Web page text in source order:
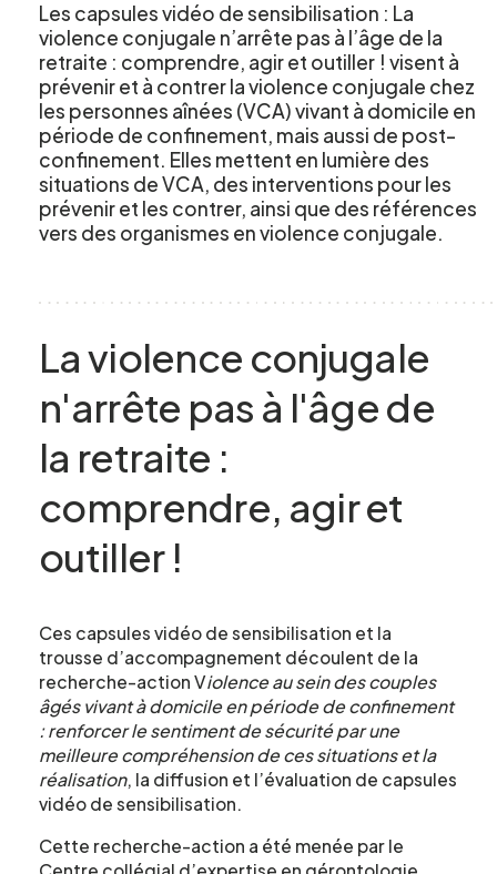
Les capsules vidéo de sensibilisation : La
violence conjugale n’arrête pas à l’âge de la
retraite : comprendre, agir et outiller ! visent à
prévenir et à contrer la violence conjugale chez
les personnes aînées (VCA) vivant à domicile en
période de confinement, mais aussi de post-
confinement. Elles mettent en lumière des
situations de VCA, des interventions pour les
prévenir et les contrer, ainsi que des références
vers des organismes en violence conjugale.
La violence conjugale
n'arrête pas à l'âge de
la retraite :
comprendre, agir et
outiller !
Ces capsules vidéo de sensibilisation et la
trousse d’accompagnement découlent de la
recherche-action Violence au sein des couples
âgés vivant à domicile en période de confinement
: renforcer le sentiment de sécurité par une
meilleure compréhension de ces situations et la
réalisation, la diffusion et l’évaluation de capsules
vidéo de sensibilisation.
Cette recherche-action a été menée par le